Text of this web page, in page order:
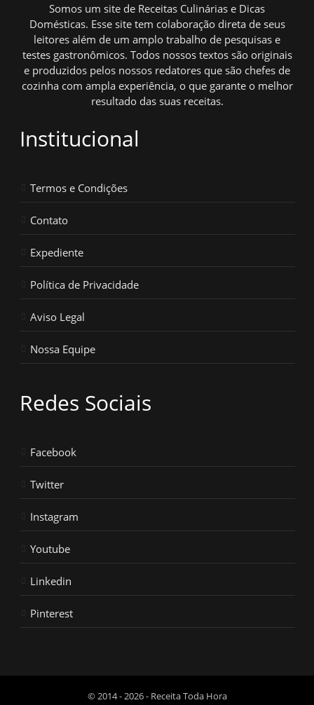
Somos um site de Receitas Culinárias e Dicas
Domésticas. Esse site tem colaboração direta de seus
leitores além de um amplo trabalho de pesquisas e
testes gastronômicos. Todos nossos textos são originais
e produzidos pelos nossos redatores que são chefes de
cozinha com ampla experiência, o que garante o melhor
resultado das suas receitas.
Institucional
Termos e Condições
Contato
Expediente
Política de Privacidade
Aviso Legal
Nossa Equipe
Redes Sociais
Facebook
Twitter
Instagram
Youtube
Linkedin
Pinterest
© 2014 - 2026 - Receita Toda Hora